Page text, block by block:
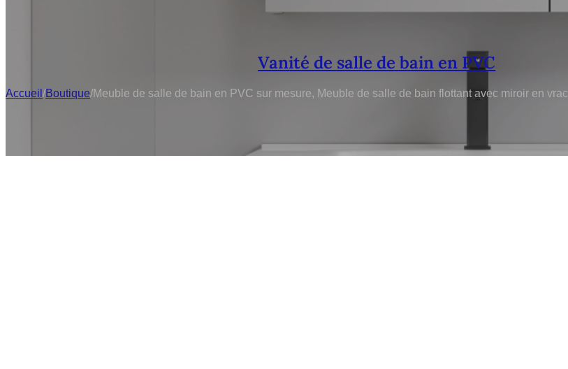
Vanité de salle de bain en PVC
Accueil /Boutique/Meuble de salle de bain en PVC sur mesure, Meuble de salle de bain flottant avec miroir en vrac